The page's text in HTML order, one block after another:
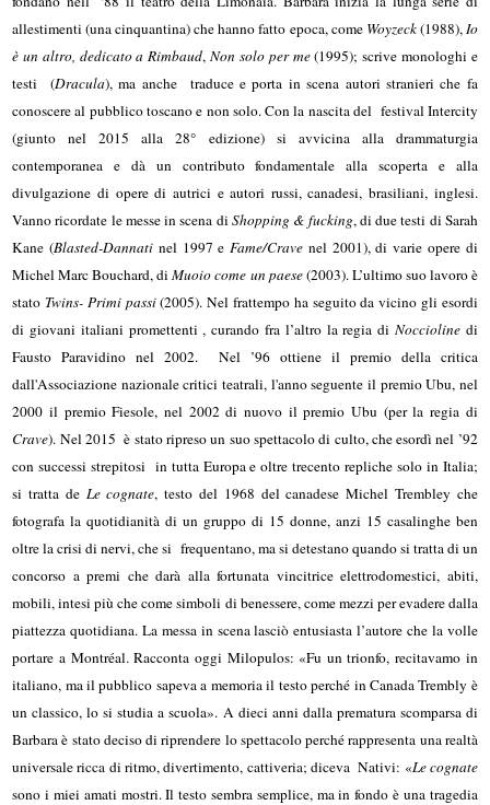
allestimenti (una cinquantina) che hanno fatto epoca, come Woyzeck(1988),Io
è un altro, dedicato a Rimbaud,Non solo per me(1995); scrive monologhi e
testi (Dracula), ma anche traduce e porta in scena autori stranieri che fa
conoscere al pubblico toscano e non solo. Con la nascita del festival Intercity
(giunto nel 2015 alla 28° edizione) si avvicina alla drammaturgia
contemporanea e dà un contributo fondamentale alla scoperta e alla
divulgazione di opere di autrici e autori russi, canadesi, brasiliani, inglesi.
Vanno ricordate le messe in scena di Shopping & fucking, di due testi di Sarah
Kane (Blasted-Dannatinel 1997 eFame/Crave nel 2001), di varie opere di
Michel Marc Bouchard, diMuoio come un paese(2003). L’ultimo suo lavoro è
stato Twins- Primi passi(2005). Nel frattempo ha seguito da vicino gli esordi
di giovani italiani promettenti , curando fra l’altro la regia di Noccioline di
Fausto Paravidino nel 2002. Nel ’96 ottiene il premio della critica
dall'Associazione nazionale critici teatrali, l'anno seguente il premio Ubu, nel
2000 il premio Fiesole, nel 2002 di nuovo il premio Ubu (per la regia di
Crave). Nel 2015 è stato ripreso un suo spettacolo di culto, che esordì nel ’92
con successi strepitosi in tutta Europa e oltre trecento repliche solo in Italia;
si tratta de Le cognate, testo del 1968 del canadese Michel Trembley che
fotografa la quotidianità di un gruppo di 15 donne, anzi 15 casalinghe ben
oltre la crisi di nervi, che si frequentano, ma si detestano quando si tratta di un
concorso a premi che darà alla fortunata vincitrice elettrodomestici, abiti,
mobili, intesi più che come simboli di benessere, come mezzi per evadere dalla
piattezza quotidiana. La messa in scena lasciò entusiasta l’autore che la volle
portare a Montréal. Racconta oggi Milopulos: «Fu un trionfo, recitavamo in
italiano, ma il pubblico sapeva a memoria il testo perché in Canada Trembly è
un classico, lo si studia a scuola». A dieci anni dalla prematura scomparsa di
Barbara è stato deciso di riprendere lo spettacolo perché rappresenta una realtà
universale ricca di ritmo, divertimento, cattiveria; diceva Nativi: «Le cognate
sono i miei amati mostri. Il testo sembra semplice, ma in fondo è una tragedia